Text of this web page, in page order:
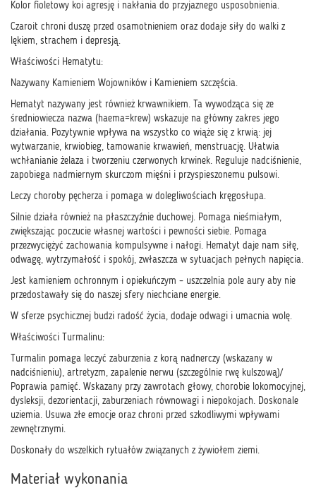
Kolor fioletowy koi agresję i nakłania do przyjaznego usposobnienia.
Czaroit chroni duszę przed osamotnieniem oraz dodaje siły do walki z
lękiem, strachem i depresją.
Właściwości Hematytu:
Nazywany Kamieniem Wojowników i Kamieniem szczęścia.
Hematyt nazywany jest również krwawnikiem. Ta wywodząca się ze
średniowiecza nazwa (haema=krew) wskazuje na główny zakres jego
działania. Pozytywnie wpływa na wszystko co wiąże się z krwią: jej
wytwarzanie, krwiobieg, tamowanie krwawień, menstruację. Ułatwia
wchłanianie żelaza i tworzeniu czerwonych krwinek. Reguluje nadciśnienie,
zapobiega nadmiernym skurczom mięśni i przyspieszonemu pulsowi.
Leczy choroby pęcherza i pomaga w dolegliwościach kręgosłupa.
Silnie działa również na płaszczyźnie duchowej. Pomaga nieśmiałym,
zwiększając poczucie własnej wartości i pewności siebie. Pomaga
przezwyciężyć zachowania kompulsywne i nałogi. Hematyt daje nam siłę,
odwagę, wytrzymałość i spokój, zwłaszcza w sytuacjach pełnych napięcia.
Jest kamieniem ochronnym i opiekuńczym – uszczelnia pole aury aby nie
przedostawały się do naszej sfery niechciane energie.
W sferze psychicznej budzi radość życia, dodaje odwagi i umacnia wolę.
Właściwości Turmalinu:
Turmalin pomaga leczyć zaburzenia z korą nadnerczy (wskazany w
nadciśnieniu), artretyzm, zapalenie nerwu (szczególnie rwę kulszową)/
Poprawia pamięć. Wskazany przy zawrotach głowy, chorobie lokomocyjnej,
dysleksji, dezorientacji, zaburzeniach równowagi i niepokojach. Doskonale
uziemia. Usuwa złe emocje oraz chroni przed szkodliwymi wpływami
zewnętrznymi.
Doskonały do wszelkich rytuałów związanych z żywiołem ziemi.
Materiał wykonania